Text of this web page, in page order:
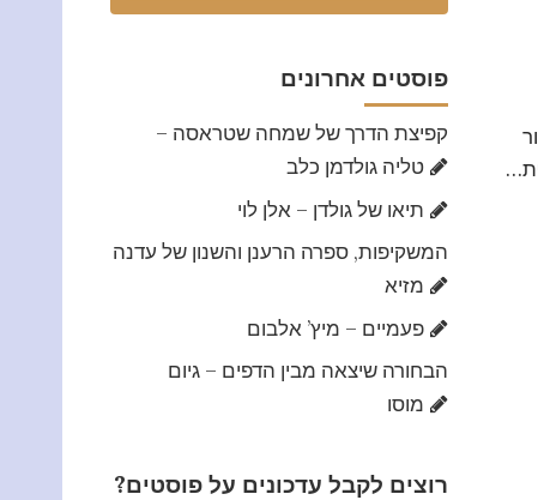
פוסטים אחרונים
קפיצת הדרך של שמחה שטראסה –
טליה גולדמן כלב
תיאו של גולדן – אלן לוי
המשקיפות, ספרה הרענן והשנון של עדנה
מזיא
פעמיים – מיץ’ אלבום
הבחורה שיצאה מבין הדפים – גיום
מוסו
?רוצים לקבל עדכונים על פוסטים